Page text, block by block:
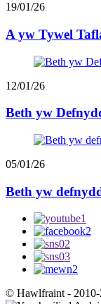
19/01/26
A yw Tywel
12/01/26
Beth yw
05/01/26
Beth yw
© Hawlfraint -